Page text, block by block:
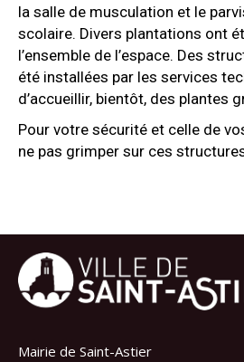
la salle de musculation et le
scolaire. Divers plantations ont
l’ensemble de l’espace. Des
été installées par les services
d’accueillir, bientôt, des plantes
Pour votre sécurité et celle de
ne pas grimper sur ces
Mairie de Saint-Astier